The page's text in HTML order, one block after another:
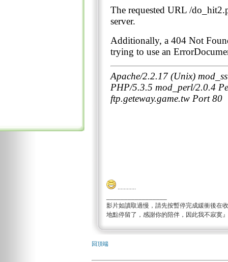
............
影片如讀取過慢，請先按暫停完成緩衝後在
地點停留了，感謝你的陪伴，因此我不寂寞』
回頂端